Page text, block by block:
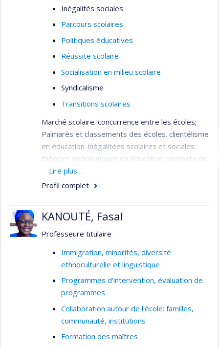
Inégalités sociales
Parcours scolaires
Politiques éducatives
Réussite scolaire
Socialisation en milieu scolaire
Syndicalisme
Transitions scolaires
Marché scolaire. concurrence entre les écoles;
Palmarès et classements des écoles. clientélisme
en éducation. inégalitées scolaires et sociales.
théories sociologiques en éducation. contexte de
diversité.
Lire plus…
Profil complet
KANOUTÉ, Fasal
Professeure titulaire
Immigration, minorités, diversité
ethnoculturelle et linguistique
Programmes d'intervention, évaluation de
programmes
Collaboration autour de l'école: familles,
communauté, institutions
Formation des maîtres